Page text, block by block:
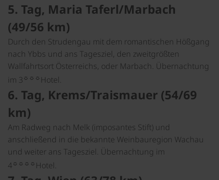
5. Tag, Maria Taferl/Marbach
(49/56 km)
Durch den Strudengau mit dem romantischen Hößgang
nach Ybbs und ans Tagesziel, den zweitgrößten
Wallfahrtsort Österreichs, oder Marbach. Übernachtung
im 3☼☼☼ Hotel.
6. Tag, Krems/Traismauer (54/69
km)
Am Radweg nach Melk (imposantes Stift) und
anschließend in die bekannte Weinbauregion Wachau
und weiter ans Tagesziel. Übernachtung im
4☼☼☼☼ Hotel.